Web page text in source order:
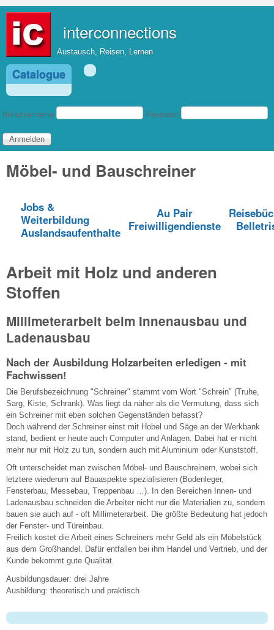
interconnections
Austausch, Reisen, Lernen
Catalogue
Benutzeranmeldung
Benutzername Passwort
Möbel- und Bauschreiner
Jobs &
Weiterbildung
Auslandsaufenthalte
Au Pair
Freiwilligendienste
Arbeit mit Holz und anderen
Stoffen
Millimeterarbeit beim Innenausbau und
Ladenausbau
Nach der Ausbildung Holzarbeiten erledigen - mit
Fachwissen!
Die Berufsbezeichnung "Schreiner" stammt vom Wort "Schrein" (Truhe,
Sarg, Kiste, Schrank). Was liegt da näher als die Vermutung, dass sich
ein Schreiner mit eben solchen Gegenständen befasst?
Doch während der Schreiner einst mit Hobel und Säge an der Werkbank
stand, bedient er heute auch Computer und Anlagen. Dabei hat er nicht
mehr nur mit Holz zu tun, sondern auch mit Aluminium oder Kunststoff.
Oft unterscheidet man zwischen Möbel- und Bauschreinern, wobei sich
letztere wiederum auf Bauaspekte spezialisieren (Bodenleger,
Fensterbau, Messebau, Treppenbau …). In den Bereichen Innen- und
Ladenausbau schneiden die Arbeiter nicht nur die Materialien zu, sondern
bauen sie auch auf - oft Millimeterarbeit. Die größte Bedeutung hat jedoch
der Fenster- und Türeinbau.
Freilich kostet die Arbeit eines Schreiners mehr Geld als ein Möbelstück
aus dem Großhandel. Dafür entfallen bei ihm Handel und Vertrieb, und der
Kunde bekommt gute Qualität.
Ausbildungsdauer: drei Jahre
Ausbildung: theoretisch und praktisch